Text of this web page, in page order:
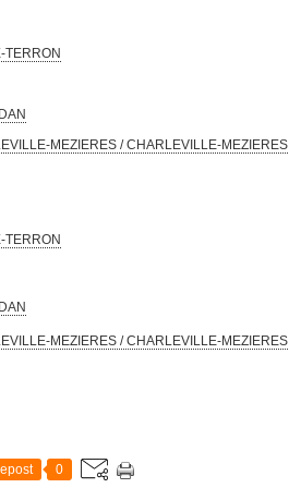
TERRON
MEZIERES / CHARLEVILLE-MEZIERES
TERRON
MEZIERES / CHARLEVILLE-MEZIERES
0